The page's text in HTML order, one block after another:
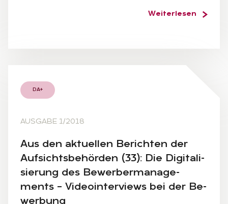
Weiterlesen
DA+
AUSGABE 1/2018
Aus den ak­tu­el­len Be­rich­ten der
Auf­sichts­be­hör­den (33): Die Di­gi­ta­li­
sie­rung des Be­wer­ber­ma­nage­
ments – Vi­deo­in­ter­views bei der Be­
wer­bung